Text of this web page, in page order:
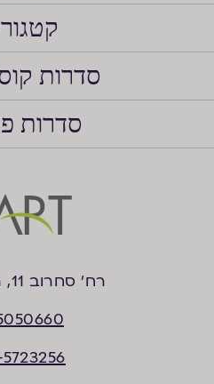
סדרות
סדרות
רח’ סחרוב 11, ראשון לציון